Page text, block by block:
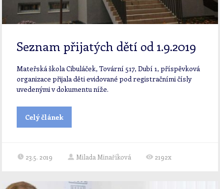
Seznam přijatých dětí od 1.9.2019
Mateřská škola Cibuláček, Tovární 517, Dubí 1, příspěvková
organizace přijala děti evidované pod registračními čísly
uvedenými v dokumentu níže.
Celý článek
23.5. 2019 Milada Minaříková 2192x